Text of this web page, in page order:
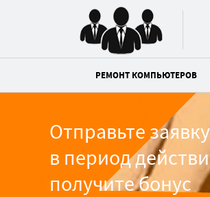
РЕМОНТ КОМПЬЮТЕРОВ
Отправьте заявку
в период
получите бонус